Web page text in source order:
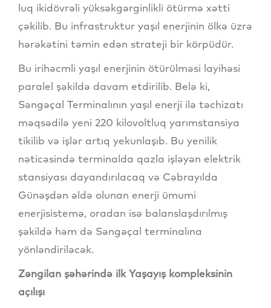
luq ikidövrəli yüksəkgərginlikli ötürmə xətti
çəkilib. Bu infrastruktur yaşıl enerjinin ölkə üzrə
hərəkətini təmin edən strateji bir körpüdür.
Bu irihəcmli yaşıl enerjinin ötürülməsi layihəsi
paralel şəkildə davam etdirilib. Belə ki,
Səngəçal Terminalının yaşıl enerji ilə təchizatı
məqsədilə yeni 220 kilovoltluq yarımstansiya
tikilib və işlər artıq yekunlaşıb. Bu yenilik
nəticəsində terminalda qazla işləyən elektrik
stansiyası dayandırılacaq və Cəbrayılda
Günəşdən əldə olunan enerji ümumi
enerjisistemə, oradan isə balanslaşdırılmış
şəkildə həm də Səngəçal terminalına
yönləndiriləcək.
Zəngilan şəhərində ilk Yaşayış kompleksinin
açılışı